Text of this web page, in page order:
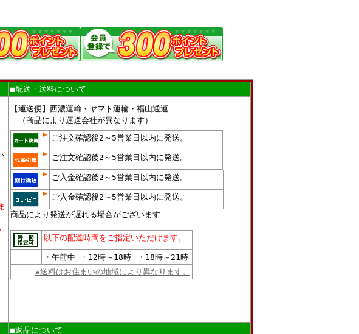
■配送・送料について
【運送便】西濃運輸・ヤマト運輸・福山通運
（商品により運送会社が異なります）
ご注文確認後2～5営業日以内に発送。
ご注文確認後2～5営業日以内に発送。
ご入金確認後2～5営業日以内に発送。
ご入金確認後2～5営業日以内に発送。
商品により発送が遅れる場合がございます
以下の配達時間をご指定いただけます。
・午前中 ・12時～18時
・18時～21時
★送料はお住まいの地域により異なります。
■返品について